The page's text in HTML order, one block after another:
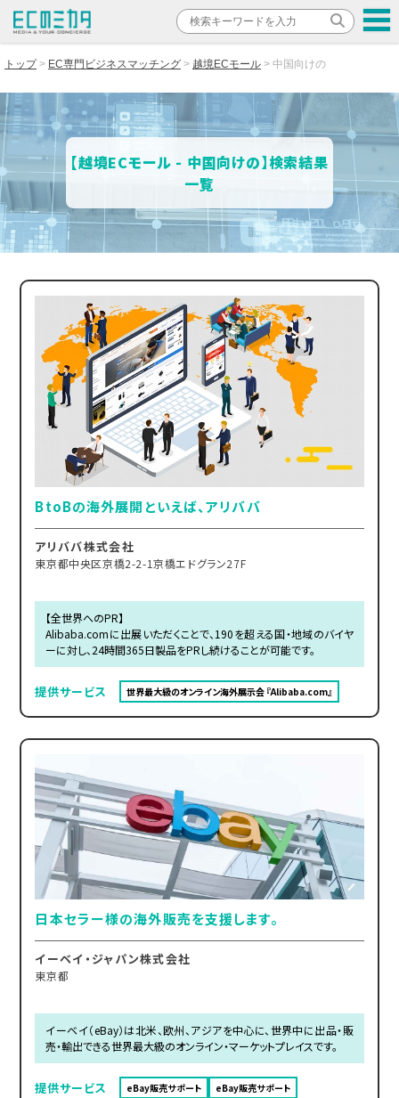
トップ EC専門ビジネスマッチング 越境ECモール 中国向けの
【越境ECモール - 中国向けの】検索結果
一覧
BtoBの海外展開といえば、アリババ
アリババ株式会社
東京都中央区京橋2-2-1京橋エドグラン27F
【全世界へのPR】
Alibaba.comに出展いただくことで、190を超える国・地域のバイヤ
ーに対し、24時間365日製品をPRし続けることが可能です。
提供サービス 世界最大級のオンライン海外展示会 『Alibaba.com』
日本セラー様の海外販売を支援します。
イーベイ・ジャパン株式会社
東京都
イーベイ（eBay）は北米、欧州、アジアを中心に、世界中に出品・販
売・輸出できる世界最大級のオンライン・マーケットプレイスです。
提供サービス eBay販売サポート
eBay販売サポート